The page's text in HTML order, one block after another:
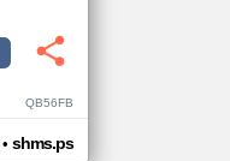
QB56FB
• shms.ps